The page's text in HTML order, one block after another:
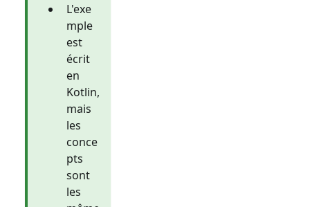
L'exe
mple
est
écrit
en
Kotlin,
mais
les
conce
pts
sont
les